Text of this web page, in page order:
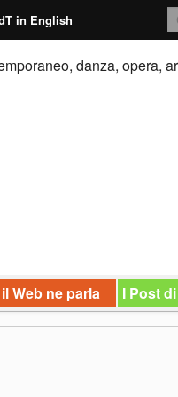
in English
danza, opera,
Web ne parla I Post